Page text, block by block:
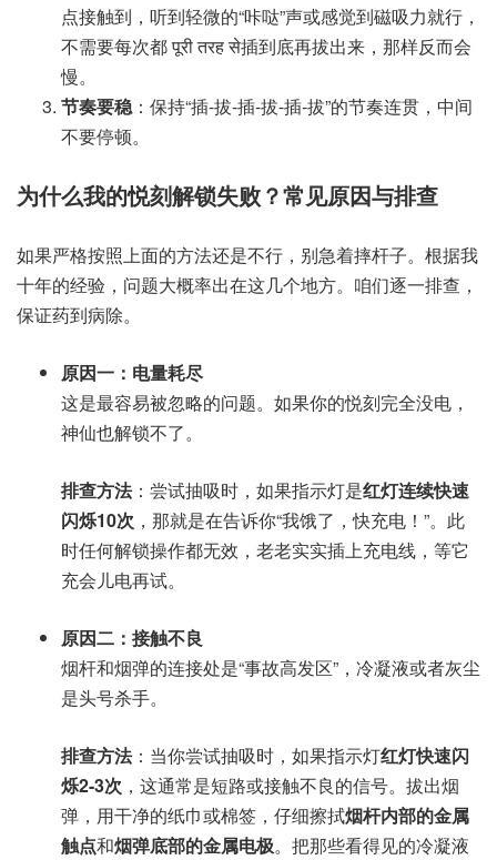
点接触到，听到轻微的“咔哒”声或感觉到磁吸力就行，
不需要每次都 पूरी तरह से插到底再拔出来，那样反而会
慢。
节奏要稳：保持“插-拔-插-拔-插-拔”的节奏连贯，中间
不要停顿。
为什么我的悦刻解锁失败？常见原因与排查
如果严格按照上面的方法还是不行，别急着摔杆子。根据我
十年的经验，问题大概率出在这几个地方。咱们逐一排查，
保证药到病除。
原因一：电量耗尽
这是最容易被忽略的问题。如果你的悦刻完全没电，
神仙也解锁不了。
排查方法：尝试抽吸时，如果指示灯是红灯连续快速
闪烁10次 ，那就是在告诉你“我饿了，快充电！”。此
时任何解锁操作都无效，老老实实插上充电线，等它
充会儿电再试。
原因二：接触不良
烟杆和烟弹的连接处是“事故高发区”，冷凝液或者灰尘
是头号杀手。
排查方法：当你尝试抽吸时，如果指示灯红灯快速闪
烁2-3次 ，这通常是短路或接触不良的信号。拔出烟
弹，用干净的纸巾或棉签，仔细擦拭烟杆内部的金属
触点和烟弹底部的金属电极。把那些看得见的冷凝液